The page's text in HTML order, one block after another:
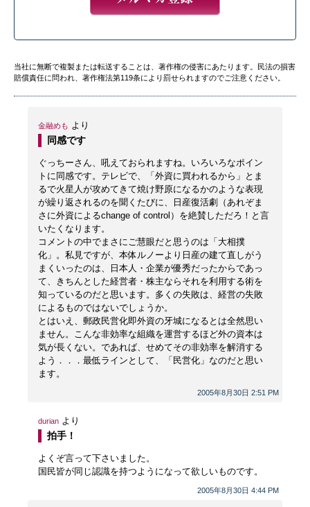
当社に無断で複製または転送することは、著作権の侵害にあたります。民法の損害
賠償責任に問われ、著作権法第119条により罰せられますのでご注意ください。
金融めも より
2005年8月30日 2:51 PM
同感です
ぐっちーさん、吼えておられますね。いろいろなポイン
トに同感です。テレビで、「外資に買われるから」とま
るで火星人が攻めてきて焼け野原になるかのような表現
が繰り返されるのを聞くたびに、日産復活劇（あれぞま
さに外資によるchange of control）を絶賛しただろ！と言
いたくなります。
コメントの中でまさにご慧眼だと思うのは「大相撲
化」。私見ですが、本体ルノーより日産の建て直しがう
まくいったのは、日本人・企業が優秀だったからであっ
て、きちんとした経営者・株主ならそれを利用する術を
知っているのだと思います。多くの失敗は、経営の失敗
によるものではないでしょうか。
とはいえ、郵政民営化即外資の牙城になるとは全然思い
ません。こんな非効率な組織を運営するほど外の資本は
気が長くない。であれば、せめてその非効率を解消する
よう．．．最低ラインとして、「民営化」なのだと思い
ます。
durian より
2005年8月30日 4:44 PM
拍手！
よくぞ言って下さいました。
国民皆が同じ認識を持つようになって欲しいものです。